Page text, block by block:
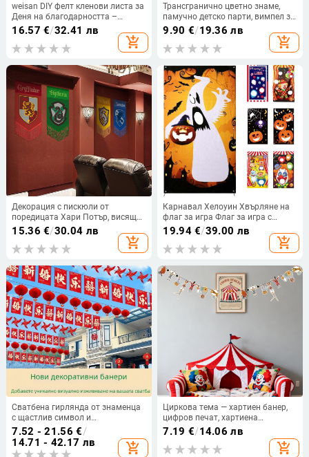
weisan DIY фелт кленови листа за
Деня на благодарността –
комплект със 52 листа,
самозалепващи висулки
16.57 €/32.41 лв
add_shopping_cart
Трансгранично цветно знаме,
памучно детско парти, вимпел за
рожден ден, европейска и
американска декорация за стена,
вимпел, оформление на детска
9.90 €/19.36 лв
add_shopping_cart
Декорация с пискюли от
поредицата Хари Потър, висящо
знаме, Ktv тематична декорация,
цветно характерно знаме,
висящо знаме, парти знаме
15.36 €/30.04 лв
add_shopping_cart
Карнавал Хелоуин Хвърляне на
флаг за игра Флаг за игра с
торби с пясък Флаг за цирков
клоун Amazon
19.94€/39.00 лв
add_shopping_cart
Сватбена гирлянда от знаменца
с щастлив символ и
фенери‑ветрило | материя Chun
yafang | цифров печат | без
флагпост
7.52 - 21.56 €/
14.71 - 42.17 лв
add_shopping_cart
Циркова тема — хартиен банер,
цифров печат, хартиена
повърхност, без стойка, 0427
7.19 €/14.06 лв
add_shopping_cart